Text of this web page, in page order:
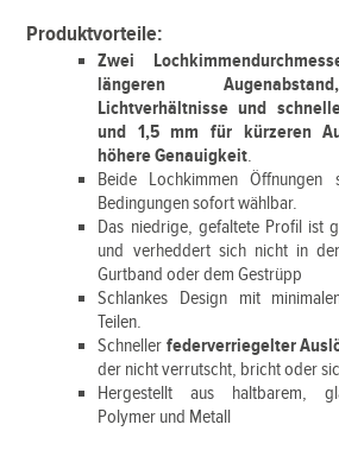
Produktvorteile:
Zwei
längeren
Lichtverhältnisse und
und 1,5 mm für kürzeren
höhere Genauigkeit.
Beide Lochkimmen
Bedingungen sofort wählbar.
Das niedrige, gefaltete Profil ist
und verheddert sich nicht in
Gurtband oder dem Gestrüpp
Schlankes Design mit
Teilen.
Schneller federverriegelter
der nicht verrutscht, bricht oder
Hergestellt aus haltbarem,
Polymer und Metall